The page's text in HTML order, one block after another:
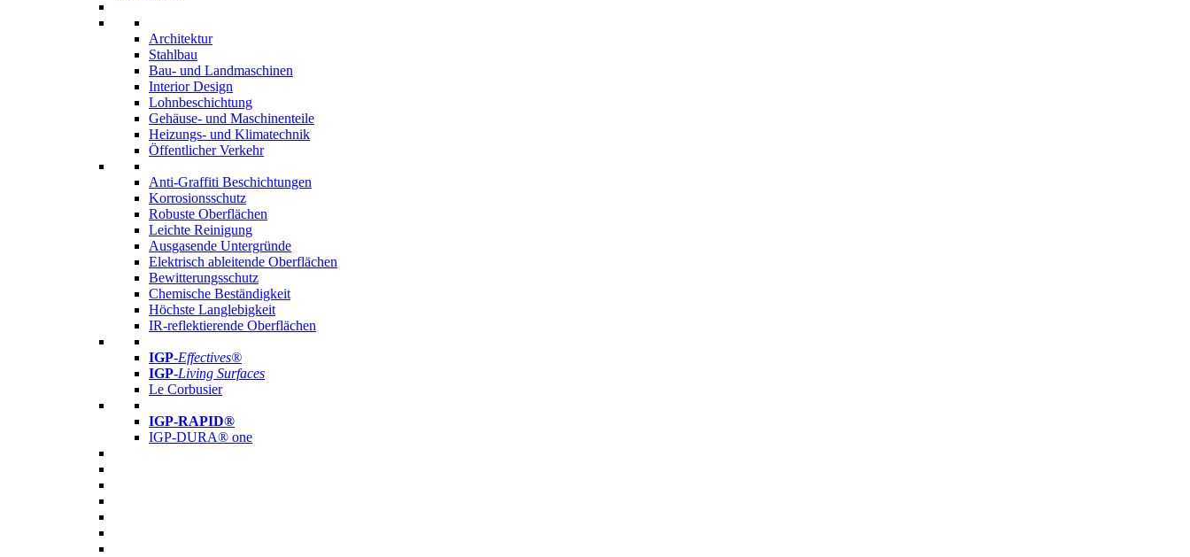
Architektur
Stahlbau
Bau- und Landmaschinen
Interior Design
Lohnbeschichtung
Gehäuse- und Maschinenteile
Heizungs- und Klimatechnik
Öffentlicher Verkehr
Anti-Graffiti Beschichtungen
Korrosionsschutz
Robuste Oberflächen
Leichte Reinigung
Ausgasende Untergründe
Elektrisch ableitende Oberflächen
Bewitterungsschutz
Chemische Beständigkeit
Höchste Langlebigkeit
IR-reflektierende Oberflächen
IGP-Effectives®
IGP-Living Surfaces
Le Corbusier
IGP-RAPID®
IGP-DURA® one